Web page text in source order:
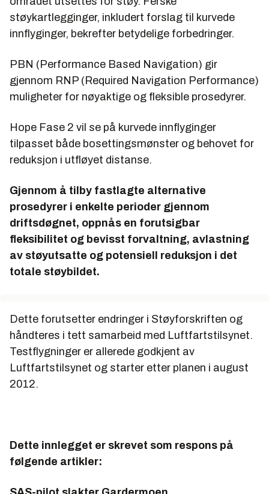
støykartlegginger, inkludert forslag til kurvede
innflyginger, bekrefter betydelige forbedringer.
PBN (Performance Based Navigation) gir
gjennom RNP (Required Navigation Performance)
muligheter for nøyaktige og fleksible prosedyrer.
Hope Fase 2 vil se på kurvede innflyginger
tilpasset både bosettingsmønster og behovet for
reduksjon i utfløyet distanse.
Gjennom å tilby fastlagte alternative
prosedyrer i enkelte perioder gjennom
driftsdøgnet, oppnås en forutsigbar
fleksibilitet og bevisst forvaltning, avlastning
av støyutsatte og potensiell reduksjon i det
totale støybildet.
Dette forutsetter endringer i Støyforskriften og
håndteres i tett samarbeid med Luftfartstilsynet.
Testflygninger er allerede godkjent av
Luftfartstilsynet og starter etter planen i august
2012.
Dette innlegget er skrevet som respons på
følgende artikler: